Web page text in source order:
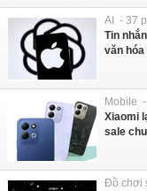
AI - 37
Tin
văn hóa
Mobile
Xiaomi
sale
Đồ chơi